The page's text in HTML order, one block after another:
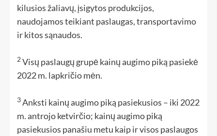
kilusios žaliavų, įsigytos produkcijos,
naudojamos teikiant paslaugas, transportavimo
ir kitos sąnaudos.
2Visų paslaugų grupė kainų augimo piką pasiekė
2022 m. lapkričio mėn.
3Anksti kainų augimo piką pasiekusios – iki 2022
m. antrojo ketvirčio; kainų augimo piką
pasiekusios panašiu metu kaip ir visos paslaugos